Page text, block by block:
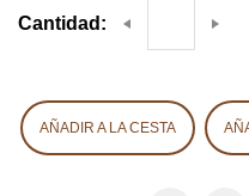
Cantidad:
AÑADIR A LA CESTA